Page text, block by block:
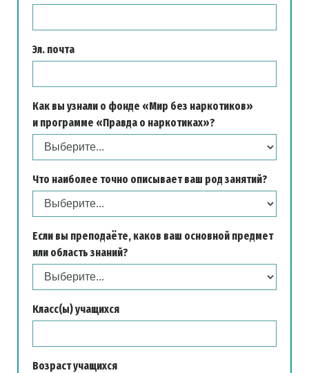
Эл. почта
Как вы узнали о фонде «Мир без наркотиков»
и программе «Правда о наркотиках»?
Что наиболее точно описывает ваш род занятий?
Если вы преподаёте, каков ваш основной предмет
или область знаний?
Класс(ы) учащихся
Возраст учащихся